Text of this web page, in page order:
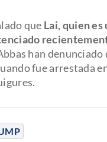
que Lai, quien
han
fue arrestada